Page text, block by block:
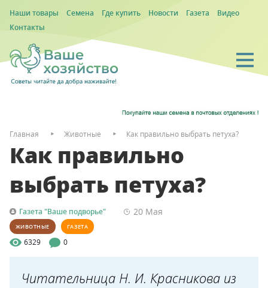
Наши товары Семена Где купить Новости Газета
Видео
Контакты
Главная Животные Как правильно выбрать петуха?
Как правильно
выбрать петуха?
Газета "Ваше подворье" 20 Мая
ЖИВОТНЫЕ ГАЗЕТА
6329 0
Читательница Н. И. Красникова из